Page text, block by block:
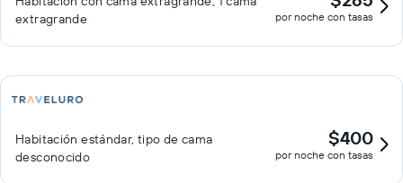
extragrande
por noche con tasas
Habitación estándar, tipo de cama
desconocido
$400
por noche con tasas